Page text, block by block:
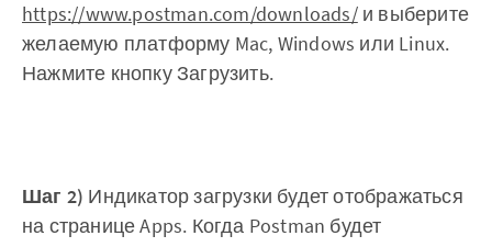
https://www.postman.com/downloads/и выберите
желаемую платформу Mac, Windows или Linux.
Нажмите кнопку Загрузить.
Шаг 2) Индикатор загрузки будет отображаться
на странице Apps. Когда Postman будет